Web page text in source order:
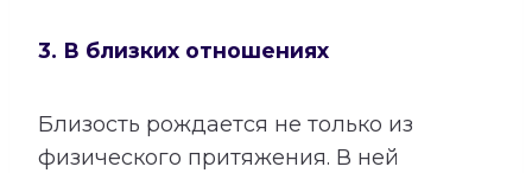
3. В близких отношениях
Близость рождается не только из
физического притяжения. В ней